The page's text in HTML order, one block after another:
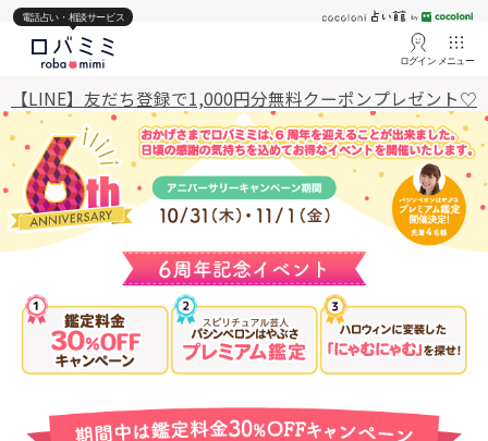
電話占い・相談サービス
ログイン メニュー
【LINE】友だち登録で1,000円分無料クーポンプレゼント♡